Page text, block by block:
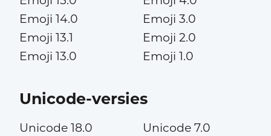
Emoji 14.0
Emoji 13.1
Emoji 13.0
Emoji 3.0
Emoji 2.0
Emoji 1.0
Unicode-versies
Unicode 18.0
Unicode 7.0